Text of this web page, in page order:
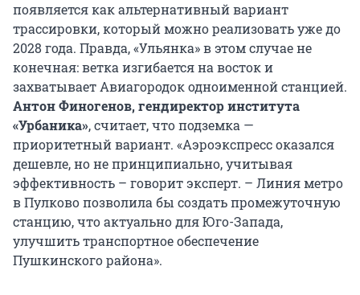
появляется как альтернативный вариант
трассировки, который можно реализовать уже до
2028 года. Правда, «Ульянка» в этом случае не
конечная: ветка изгибается на восток и
захватывает Авиагородок одноименной станцией.
Антон Финогенов, гендиректор института
«Урбаника», считает, что подземка —
приоритетный вариант. «Аэроэкспресс оказался
дешевле, но не принципиально, учитывая
эффективность – говорит эксперт. – Линия метро
в Пулково позволила бы создать промежуточную
станцию, что актуально для Юго-Запада,
улучшить транспортное обеспечение
Пушкинского района».